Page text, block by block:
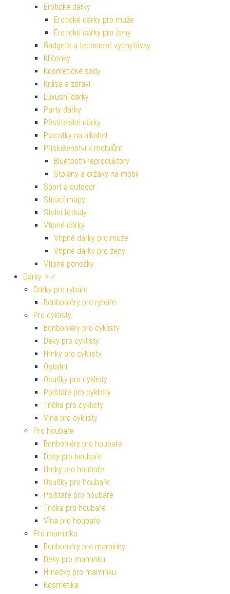
Erotické dárky
Erotické dárky pro muže
Erotické dárky pro ženy
Gadgets a technické vychytávky
Klíčenky
Kosmetické sady
Krása a zdraví
Luxusní dárky
Party dárky
Pěstitelské dárky
Placatky na alkohol
Příslušenství k mobilům
Bluetooth reproduktory
Stojany a držáky na mobil
Sport a outdoor
Stírací mapy
Stolní fotbaly
Vtipné dárky
Vtipné dárky pro muže
Vtipné dárky pro ženy
Vtipné ponožky
Dárky ♀♂
Dárky pro rybáře
Bonboniéry pro rybáře
Pro cyklisty
Bonboniéry pro cyklisty
Deky pro cyklisty
Hrnky pro cyklisty
Ostatní
Osušky pro cyklisty
Polštáře pro cyklisty
Trička pro cyklisty
Vína pro cyklisty
Pro houbaře
Bonboniéry pro houbaře
Deky pro houbaře
Hrnky pro houbaře
Osušky pro houbaře
Polštáře pro houbaře
Trička pro houbaře
Vína pro houbaře
Pro maminku
Bonboniéry pro maminky
Deky pro maminku
Hrnečky pro maminku
Kosmetika